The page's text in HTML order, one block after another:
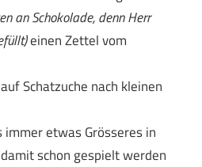
an Schokolade, denn Herr
einen Zettel vom
Schatzuche nach kleinen
etwas Grösseres in
schon gespielt werden